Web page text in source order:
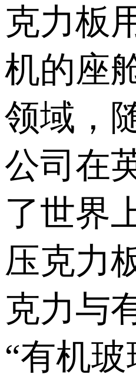
克力板
机的座
领域，
公司在
了世界
压克力
克力与
“有机玻